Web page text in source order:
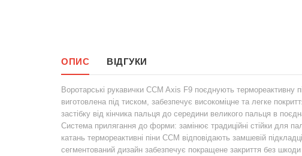
ОПИС ВІДГУКИ
Воротарські рукавички CCM Axis F9 поєднують
виготовлена ​​під тиском, забезпечує високоміцне та легке
застібку від кінчика пальця до середини великого пальця в
Система прилягання до форми: замінює традиційні стійки для
катань термореактивні піни CCM відповідають замшевій
сегментований дизайн забезпечує покращене закриття без